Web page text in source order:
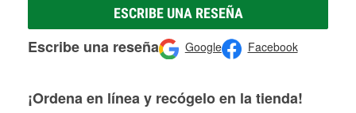
ESCRIBE UNA RESEÑA
Escribe una reseña Google Facebook
¡Ordena en línea y recógelo en la tienda!